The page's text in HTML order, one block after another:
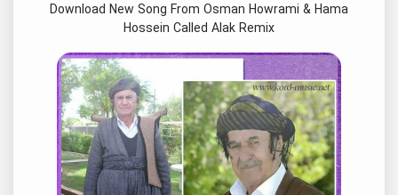
Download New Song From Osman Howrami & Hama
Hossein Called Alak Remix